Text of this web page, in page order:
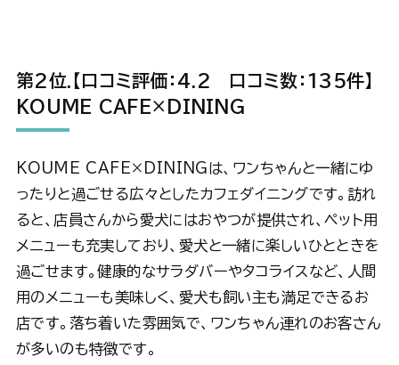
第2位 .【口コミ評価： 4.2 口コミ数：135件】
KOUME CAFE×DINING
KOUME CAFE×DININGは、ワンちゃんと一緒にゆ
ったりと過ごせる広々としたカフェダイニングです。訪れ
ると、店員さんから愛犬にはおやつが提供され、ペット用
メニューも充実しており、愛犬と一緒に楽しいひとときを
過ごせます。健康的なサラダバーやタコライスなど、人間
用のメニューも美味しく、愛犬も飼い主も満足できるお
店です。落ち着いた雰囲気で、ワンちゃん連れのお客さん
が多いのも特徴です。